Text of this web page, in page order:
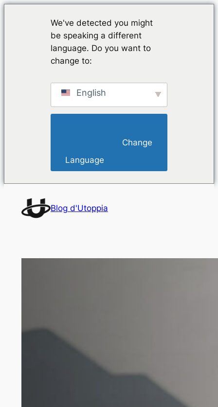
We've detected you might
be speaking a different
language. Do you want to
change to:
English
Language
contenu
Blog d'Utoppia